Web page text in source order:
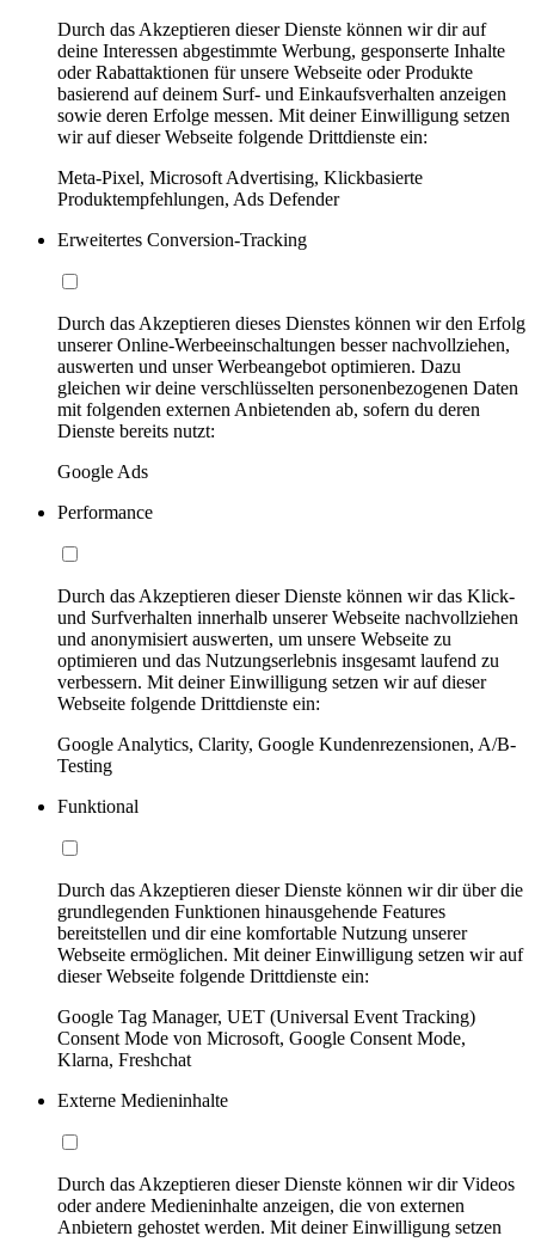
Durch das Akzeptieren dieser Dienste können wir dir auf
deine Interessen abgestimmte Werbung, gesponserte Inhalte
oder Rabattaktionen für unsere Webseite oder Produkte
basierend auf deinem Surf- und Einkaufsverhalten anzeigen
sowie deren Erfolge messen. Mit deiner Einwilligung setzen
wir auf dieser Webseite folgende Drittdienste ein:
Meta-Pixel, Microsoft Advertising, Klickbasierte
Produktempfehlungen, Ads Defender
Erweitertes Conversion-Tracking
Durch das Akzeptieren dieses Dienstes können wir den Erfolg
unserer Online-Werbeeinschaltungen besser nachvollziehen,
auswerten und unser Werbeangebot optimieren. Dazu
gleichen wir deine verschlüsselten personenbezogenen Daten
mit folgenden externen Anbietenden ab, sofern du deren
Dienste bereits nutzt:
Google Ads
Performance
Durch das Akzeptieren dieser Dienste können wir das Klick-
und Surfverhalten innerhalb unserer Webseite nachvollziehen
und anonymisiert auswerten, um unsere Webseite zu
optimieren und das Nutzungserlebnis insgesamt laufend zu
verbessern. Mit deiner Einwilligung setzen wir auf dieser
Webseite folgende Drittdienste ein:
Google Analytics, Clarity, Google Kundenrezensionen, A/B-
Testing
Funktional
Durch das Akzeptieren dieser Dienste können wir dir über die
grundlegenden Funktionen hinausgehende Features
bereitstellen und dir eine komfortable Nutzung unserer
Webseite ermöglichen. Mit deiner Einwilligung setzen wir auf
dieser Webseite folgende Drittdienste ein:
Google Tag Manager, UET (Universal Event Tracking)
Consent Mode von Microsoft, Google Consent Mode,
Klarna, Freshchat
Externe Medieninhalte
Durch das Akzeptieren dieser Dienste können wir dir Videos
oder andere Medieninhalte anzeigen, die von externen
Anbietern gehostet werden. Mit deiner Einwilligung setzen